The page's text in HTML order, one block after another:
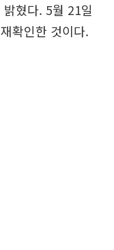
혔다. 5월 21일
확인한 것이다.